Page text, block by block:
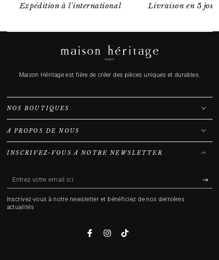
Expédition à l'international Livraison en 5
Maison Héritage est fière de créer des pièces uniques et durables.
NOS BOUTIQUES
À PROPOS DE NOUS
INSCRIVEZ-VOUS À NOTRE NEWSLETTER
Entrez
votre
email
Inscrivez-vous à notre newsletter et bénéficiez de nos dernières
actualités
FacebookInstagramTikTok